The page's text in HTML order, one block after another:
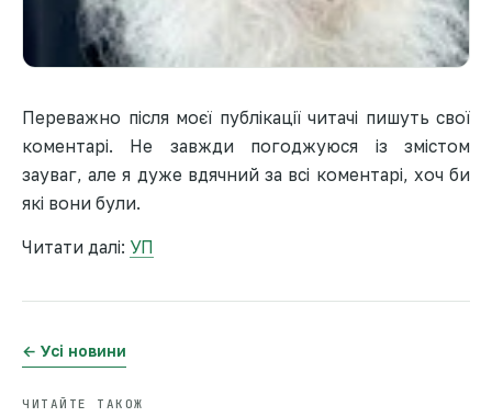
Переважно після моєї публікації читачі пишуть свої
коментарі. Не завжди погоджуюся із змістом
зауваг, але я дуже вдячний за всі коментарі, хоч би
які вони були.
Читати далі: УП
← Усі новини
ЧИТАЙТЕ ТАКОЖ